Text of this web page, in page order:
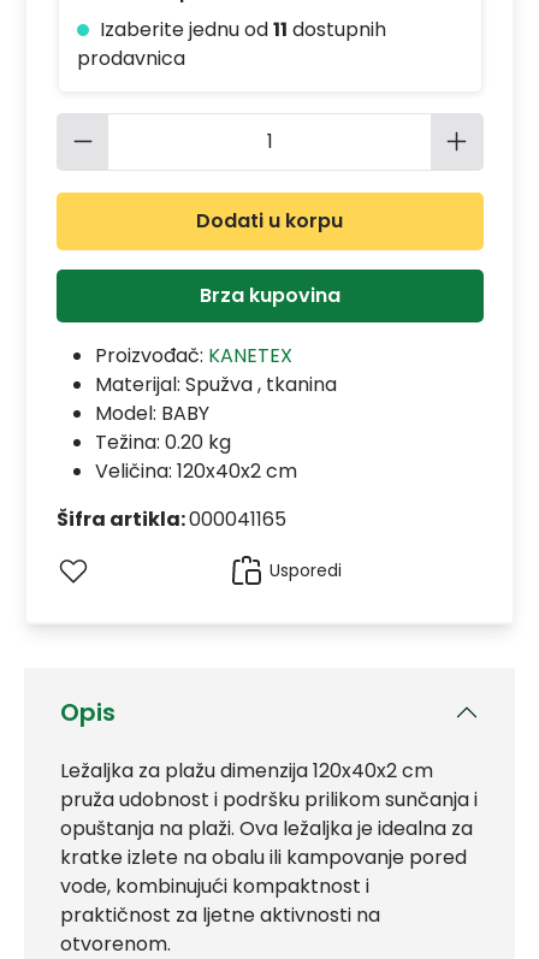
Opis
Ležaljka za plažu dimenzija 120x40x2 cm
pruža udobnost i podršku prilikom sunčanja i
opuštanja na plaži. Ova ležaljka je idealna za
kratke izlete na obalu ili kampovanje pored
vode, kombinujući kompaktnost i
praktičnost za ljetne aktivnosti na
otvorenom.
Izaberite jednu od11 dostupnih
prodavnica
Količina proizvoda: Unesite
Dodati u korpu
Brza kupovina
Proizvođač: KANETEX
Materijal: Spužva , tkanina
Model: BABY
Težina: 0.20 kg
Veličina: 120x40x2 cm
Šifra artikla:000041165
Usporedi